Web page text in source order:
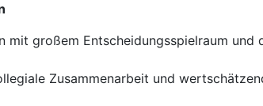
mit großem Entscheidungsspielraum und
Zusammenarbeit und